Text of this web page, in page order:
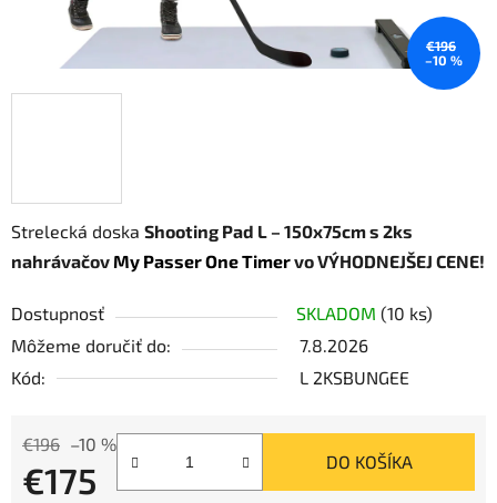
Strelecká doska Shooting Pad L – 150x75cms 2ks
nahrávačov My Passer One Timervo VÝHODNEJŠEJ CENE!
Dostupnosť SKLADOM (10 ks)
Môžeme doručiť do:
7.8.2026
Kód:
L 2KSBUNGEE
€196 –10 %
€175 DO KOŠÍKA
€196
–10 %